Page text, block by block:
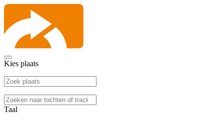
Kies plaats
Taal